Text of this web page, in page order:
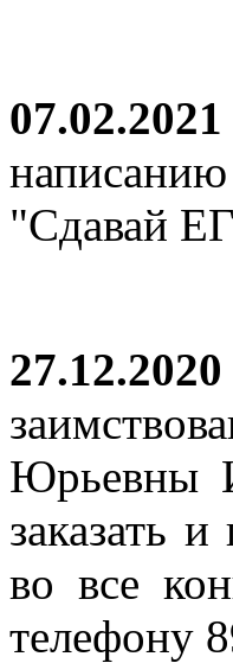
"Сдавай
27.12.2020
Юрьевны
заказать
во все
телефону